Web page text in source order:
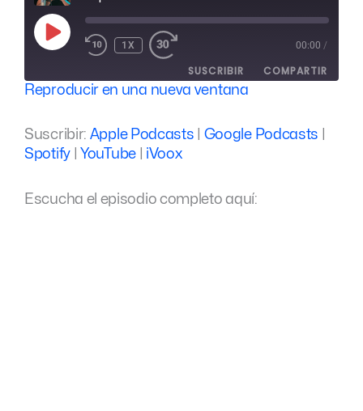
REPRODUCIR
EPISODIO
1X 00:00 /
SUSCRIBIR COMPARTIR
Spotify YouTube
iVoox
FEED RSS
ENLACE
Reproducir en una nueva ventana
Suscribir: Apple Podcasts Google Podcasts
Spotify| YouTube| iVoox
Escucha el episodio completo aquí: